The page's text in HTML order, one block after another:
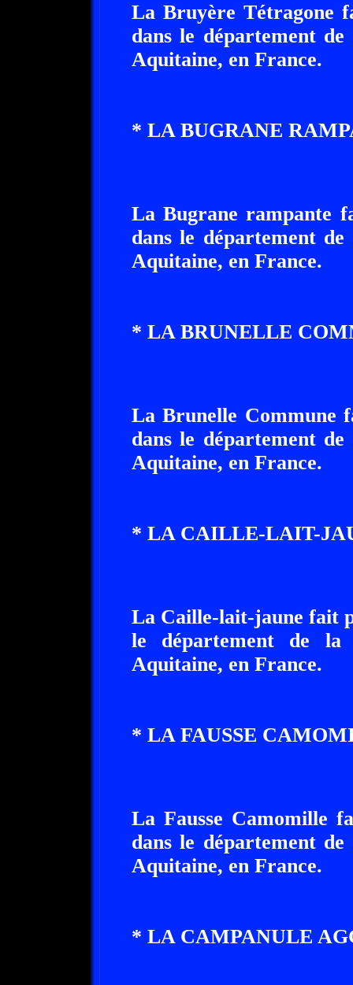
La Bruyère Tétragone
dans le département
Aquitaine, en France.
* LA BUGRANE
La Bugrane rampante
dans le département
Aquitaine, en France.
* LA BRUNELLE
La Brunelle Commune
dans le département
Aquitaine, en France.
* LA CAILLE-LAIT-
La Caille-lait-jaune fait
le département de la
Aquitaine, en France.
* LA FAUSSE
La Fausse Camomille
dans le département
Aquitaine, en France.
* LA CAMPANULE